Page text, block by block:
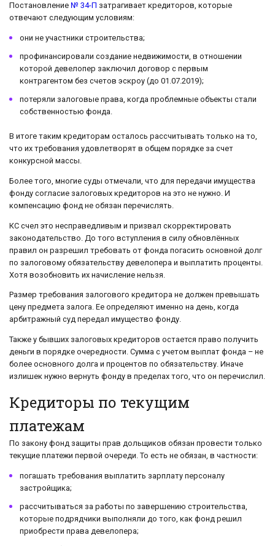
Постановление № 34-П затрагивает кредиторов, которые
отвечают следующим условиям:
они не участники строительства;
профинансировали создание недвижимости, в отношении
которой девелопер заключил договор с первым
контрагентом без счетов эскроу (до 01.07.2019);
потеряли залоговые права, когда проблемные объекты стали
собственностью фонда.
В итоге таким кредиторам осталось рассчитывать только на то,
что их требования удовлетворят в общем порядке за счет
конкурсной массы.
Более того, многие суды отмечали, что для передачи имущества
фонду согласие залоговых кредиторов на это не нужно. И
компенсацию фонд не обязан перечислять.
КС счел это несправедливым и призвал скорректировать
законодательство. До того вступления в силу обновлённых
правил он разрешил требовать от фонда погасить основной долг
по залоговому обязательству девелопера и выплатить проценты.
Хотя возобновить их начисление нельзя.
Размер требования залогового кредитора не должен превышать
цену предмета залога. Ее определяют именно на день, когда
арбитражный суд передал имущество фонду.
Также у бывших залоговых кредиторов остается право получить
деньги в порядке очередности. Сумма с учетом выплат фонда – не
более основного долга и процентов по обязательству. Иначе
излишек нужно вернуть фонду в пределах того, что он перечислил.
Кредиторы по текущим
платежам
По закону фонд защиты прав дольщиков обязан провести только
текущие платежи первой очереди. То есть не обязан, в частности:
погашать требования выплатить зарплату персоналу
застройщика;
рассчитываться за работы по завершению строительства,
которые подрядчики выполняли до того, как фонд решил
приобрести права девелопера;